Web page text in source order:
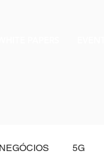
NEGÓCIOS 5G